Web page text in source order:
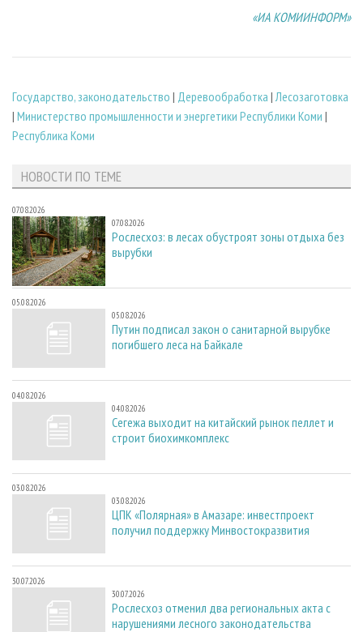
«ИА КОМИИНФОРМ»
Государство, законодательство | Деревообработка |Лесозаготовка
| Министерство промышленности и энергетики Республики Коми |
Республика Коми
НОВОСТИ ПО ТЕМЕ
07.08.2026
07.08.2026
Рослесхоз: в лесах обустроят зоны отдыха без
вырубки
05.08.2026
05.08.2026
Путин подписал закон о санитарной вырубке
погибшего леса на Байкале
04.08.2026
04.08.2026
Сегежа выходит на китайский рынок пеллет и
строит биохимкомплекс
03.08.2026
03.08.2026
ЦПК «Полярная» в Амазаре: инвестпроект
получил поддержку Минвостокразвития
30.07.2026
30.07.2026
Рослесхоз отменил два региональных акта с
нарушениями лесного законодательства